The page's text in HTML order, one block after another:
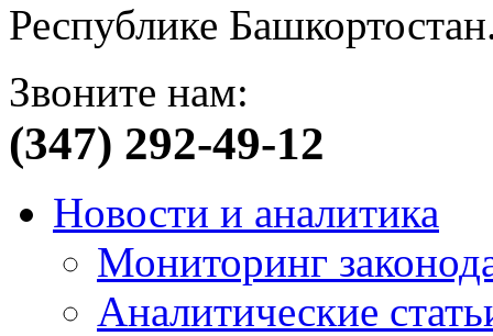
Республике
Звоните нам:
(347) 292-49-12
Новости и аналитика
Мониторинг
Аналитические